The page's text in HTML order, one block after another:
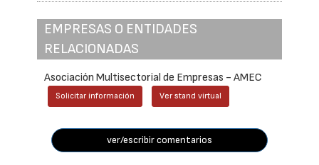
EMPRESAS O ENTIDADES
RELACIONADAS
Asociación Multisectorial de Empresas - AMEC
Solicitar información Ver stand virtual
ver/escribir comentarios